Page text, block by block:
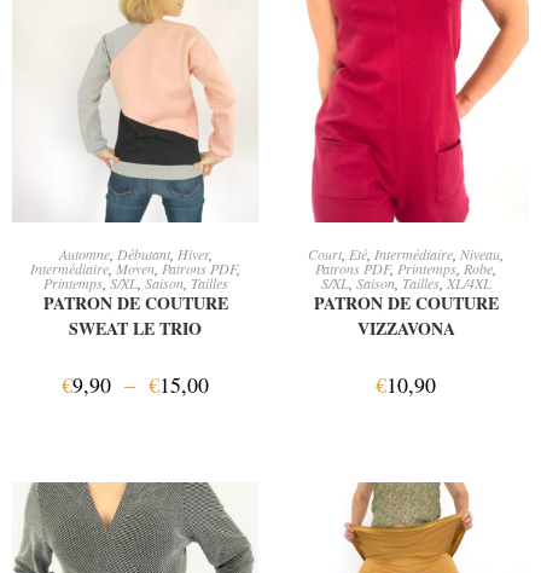
CHOIX DES OPTIONS
Automne, Débutant, Hiver,
Intermédiaire, Moyen Patrons PDF,
Printemps,S/XL, Saison, Tailles
PATRON DE COUTURE
SWEAT LE TRIO
€9,90 – €15,00
AJOUTER AU PANIER
Court Eté Intermédiaire Niveau
Patrons PDF, Printemps Robe
S/XL, Saison, Tailles,XL/4XL
PATRON DE COUTURE
VIZZAVONA
€10,90